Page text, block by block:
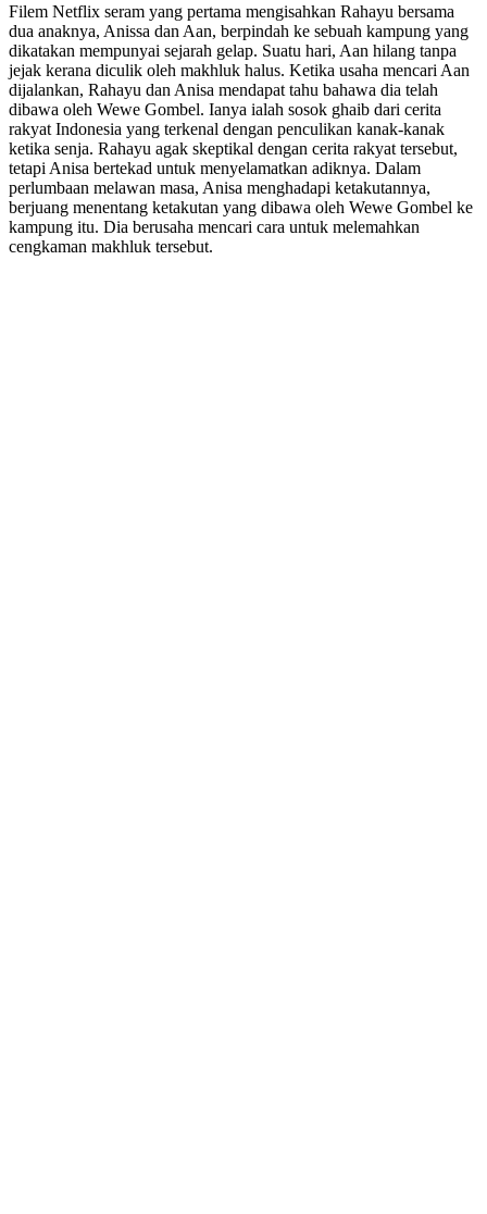
Filem Netflix seram yang pertama mengisahkan Rahayu bersama
dua anaknya, Anissa dan Aan, berpindah ke sebuah kampung yang
dikatakan mempunyai sejarah gelap. Suatu hari, Aan hilang tanpa
jejak kerana diculik oleh makhluk halus. Ketika usaha mencari Aan
dijalankan, Rahayu dan Anisa mendapat tahu bahawa dia telah
dibawa oleh Wewe Gombel. Ianya ialah sosok ghaib dari cerita
rakyat Indonesia yang terkenal dengan penculikan kanak-kanak
ketika senja. Rahayu agak skeptikal dengan cerita rakyat tersebut,
tetapi Anisa bertekad untuk menyelamatkan adiknya. Dalam
perlumbaan melawan masa, Anisa menghadapi ketakutannya,
berjuang menentang ketakutan yang dibawa oleh Wewe Gombel ke
kampung itu. Dia berusaha mencari cara untuk melemahkan
cengkaman makhluk tersebut.